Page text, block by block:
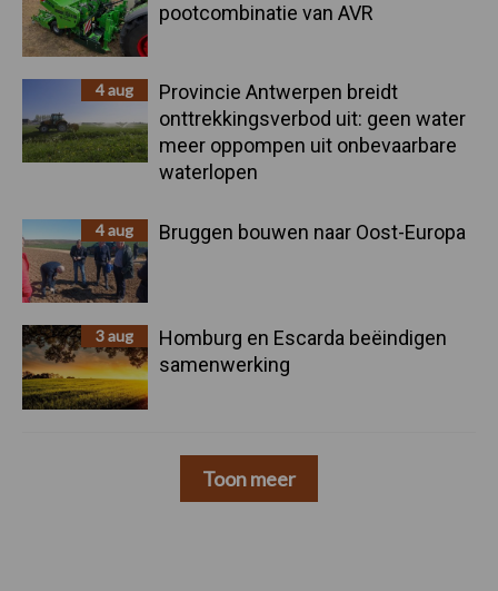
pootcombinatie van AVR
4 aug
Provincie Antwerpen breidt
onttrekkingsverbod uit: geen water
meer oppompen uit onbevaarbare
waterlopen
4 aug Bruggen bouwen naar Oost-Europa
3 aug
Homburg en Escarda beëindigen
samenwerking
Toon meer